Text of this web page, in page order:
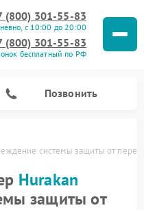
(800) 301-55-83
с 10:00 до 20:00
(800) 301-55-83
бесплатный по РФ
Позвонить
системы защиты от
Hurakan
защиты от